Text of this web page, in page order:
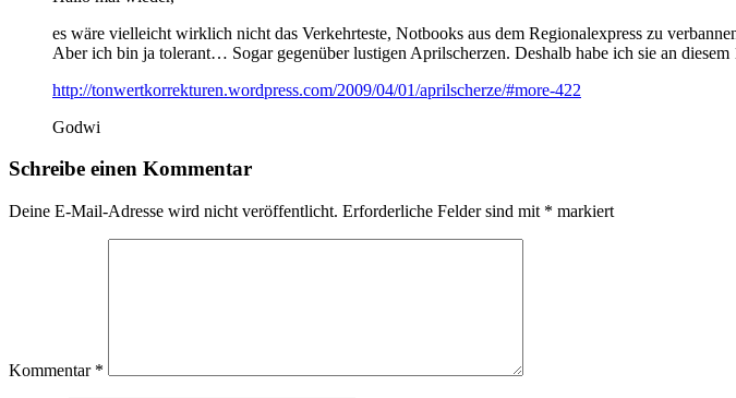
es wäre vielleicht wirklich nicht das Verkehrteste, Notbooks aus dem Regionalexpress zu
Aber ich bin ja tolerant… Sogar gegenüber lustigen Aprilscherzen. Deshalb habe ich sie an diesem
http://tonwertkorrekturen.wordpress.com/2009/04/01/aprilscherze/#more-422
Godwi
Schreibe einen Kommentar
Deine E-Mail-Adresse wird nicht veröffentlicht. Erforderliche Felder sind mit * markiert
Kommentar *